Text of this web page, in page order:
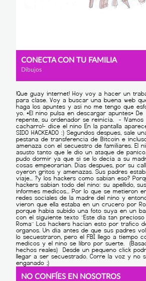
CONECTA CON TU FAMILIA
Dibujos
NO CONFÍES EN NOSOTROS